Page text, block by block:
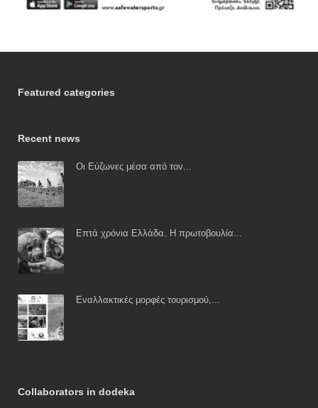
Featured categories
Recent news
Οι Εύζωνες μέσα από τον...
Επτά χρόνια Ελλάδα. Η πρωτοβουλία...
Εναλλακτικές μορφές τουρισμού,...
Collaborators in dodeka